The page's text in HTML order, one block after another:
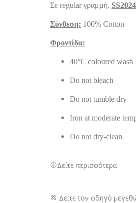
Σε regular γραμμή. SS2024
Σύνθεση: 100% Cotton
Φροντίδα:
40°C coloured wash
Do not bleach
Do not tumble dry
Iron at moderate
Do not dry-clean
Δείτε περισσότερα
Δείτε τον οδηγό